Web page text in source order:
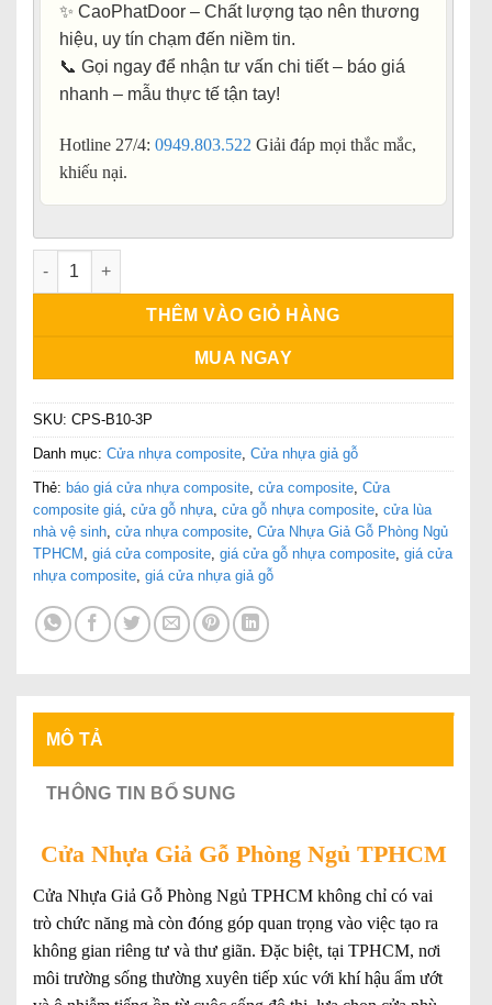
✨ CaoPhatDoor – Chất lượng tạo nên thương
hiệu, uy tín chạm đến niềm tin.
📞 Gọi ngay để nhận tư vấn chi tiết – báo giá
nhanh – mẫu thực tế tận tay!
Hotline 27/4: 0949.803.522 Giải đáp mọi thắc mắc,
khiếu nại.
Cửa Phòng Ngủ TPHCM số lượng
THÊM VÀO GIỎ HÀNG
MUA NGAY
SKU: CPS-B10-3P
Danh mục: Cửa nhựa composite Cửa nhựa giả gỗ
Thẻ: báo giá cửa nhựa composite cửa composite Cửa
composite giá cửa gỗ nhựa cửa gỗ nhựa composite cửa lùa
nhà vệ sinh cửa nhựa composite Cửa Nhựa Giả Gỗ Phòng Ngủ
TPHCM giá cửa composite giá cửa gỗ nhựa composite giá cửa
nhựa composite giá cửa nhựa giả gỗ
MÔ TẢ
THÔNG TIN BỔ SUNG
Cửa Nhựa Giả Gỗ Phòng Ngủ TPHCM
Cửa Nhựa Giả Gỗ Phòng Ngủ TPHCM không chỉ có vai
trò chức năng mà còn đóng góp quan trọng vào việc tạo ra
không gian riêng tư và thư giãn. Đặc biệt, tại TPHCM, nơi
môi trường sống thường xuyên tiếp xúc với khí hậu ẩm ướt